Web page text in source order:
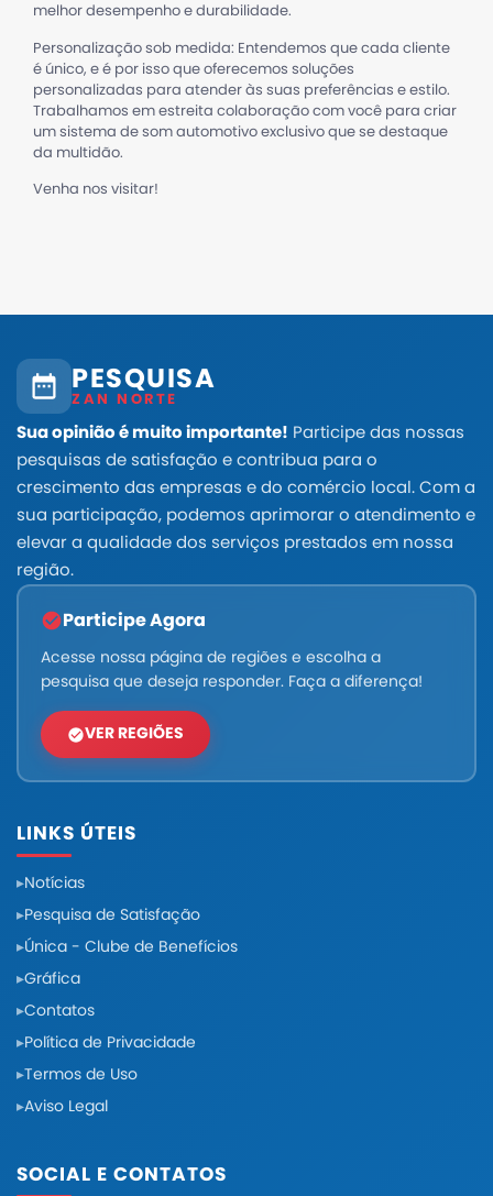
melhor desempenho e durabilidade.
Personalização sob medida: Entendemos que cada cliente
é único, e é por isso que oferecemos soluções
personalizadas para atender às suas preferências e estilo.
Trabalhamos em estreita colaboração com você para criar
um sistema de som automotivo exclusivo que se destaque
da multidão.
Venha nos visitar!
PESQUISA
ZAN NORTE
Sua opinião é muito importante! Participe das nossas
pesquisas de satisfação e contribua para o
crescimento das empresas e do comércio local. Com a
sua participação, podemos aprimorar o atendimento e
elevar a qualidade dos serviços prestados em nossa
região.
Participe Agora
Acesse nossa página de regiões e escolha a
pesquisa que deseja responder. Faça a diferença!
VER REGIÕES
LINKS ÚTEIS
Notícias
Pesquisa de Satisfação
Única - Clube de Benefícios
Gráfica
Contatos
Política de Privacidade
Termos de Uso
Aviso Legal
SOCIAL E CONTATOS